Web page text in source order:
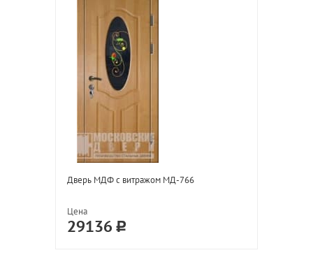
Дверь МДФ с витражом МД-766
Цена
29136